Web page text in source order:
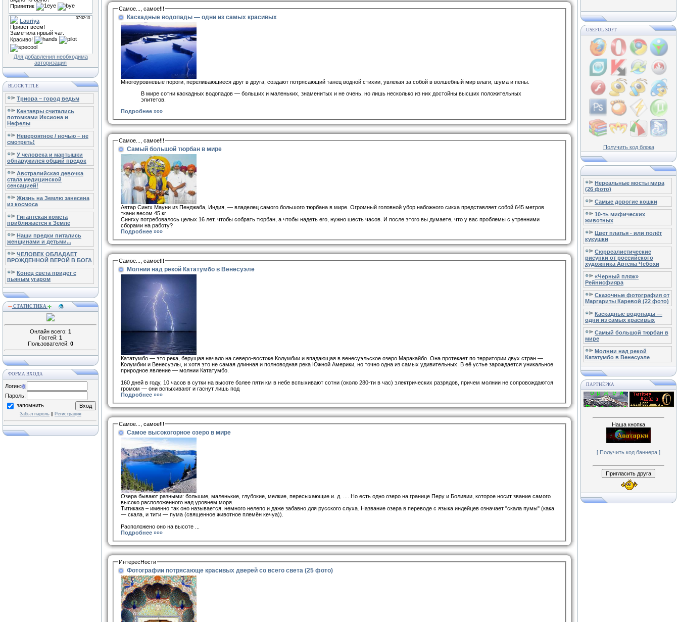
Для добавления необходима
авторизация
BLOCK TITLE
Триора – город ведьм
Кентавры считались
потомками Иксиона и
Нефелы
Невероятное / ночью – не
смотреть!
У человека и мартышки
обнаружился общий предок
Австралийская девочка
стала медицинской
сенсацией!
Жизнь на Землю занесена
из космоса
Гигантская комета
приближается к Земле
Наши предки питались
женщинами и детьми...
ЧЕЛОВЕК ОБЛАДАЕТ
ВРОЖДЕННОЙ ВЕРОЙ В БОГА
Конец света придет с
пьяным угаром
СТАТИСТИКА
Онлайн всего: 1
Гостей: 1
Пользователей: 0
ФОРМА ВХОДА
Логин:
Пароль:
запомнить
Забыл пароль Регистрация
Самое..., самое!!!
Каскадные водопады — одни из самых красивых
Многоуровневые пороги, переливающиеся друг в друга, создают потрясающий танец водной стихии, увлекая за собой в волшебный мир влаги, шума и пены.
В мире сотни каскадных водопадов — больших и маленьких, знаменитых и не очень, но лишь несколько из них достойны высших положительных
эпитетов.
Подробнее »»»
Самое..., самое!!!
Самый большой тюрбан в мире
Автар Сингх Мауни из Пенджаба, Индия, — владелец самого большого тюрбана в мире. Огромный головной убор набожного сикха представляет собой 645 метров
ткани весом 45 кг.
Сингху потребовалось целых 16 лет, чтобы собрать тюрбан, а чтобы надеть его, нужно шесть часов. И после этого вы думаете, что у вас проблемы с утренними
сборами на работу?
Подробнее »»»
Самое..., самое!!!
Молнии над рекой Кататумбо в Венесуэле
Кататумбо — это река, берущая начало на северо-востоке Колумбии и впадающая в венесуэльское озеро Маракайбо. Она протекает по территории двух стран —
Колумбии и Венесуэлы, и хотя это не самая длинная и полноводная река Южной Америки, но точно одна из самых удивительных. В её устье зарождается уникальное
природное явление — молнии Кататумбо.
160 дней в году, 10 часов в сутки на высоте более пяти км в небе вспыхивают сотни (около 280-ти в час) электрических разрядов, причем молнии не сопровождаются
громом — они вспыхивают и гаснут лишь под
Подробнее »»»
Самое..., самое!!!
Самое высокогорное озеро в мире
Озера бывают разными: большие, маленькие, глубокие, мелкие, пересыхающие и. д. .... Но есть одно озеро на границе Перу и Боливии, которое носит звание самого
высоко расположенного над уровнем моря.
Титикака – именно так оно называется, немного нелепо и даже забавно для русского слуха. Название озера в переводе с языка индейцев означает "скала пумы" (кака
— скала, и тити — пума (священное животное племён кечуа)).
Расположено оно на высоте ...
Подробнее »»»
ИнтересНости
Фотографии потрясающе красивых дверей со всего света (25 фото)
USEFUL SOFT
Получить код блока
Нереальные мосты мира
(26 фото)
Самые дорогие кошки
10-ть мифических
животных
Цвет платья - или полёт
кукушки
Сюрреалистические
рисунки от российского
художника Артема Чебохи
«Черный пляж»
Рейнисфияра
Сказочные фотография от
Маргариты Каревой (22 фото)
Каскадные водопады —
одни из самых красивых
Самый большой тюрбан в
мире
Молнии над рекой
Кататумбо в Венесуэле
ПАРТНЁРКА
Наша кнопка
[ Получить код баннера ]